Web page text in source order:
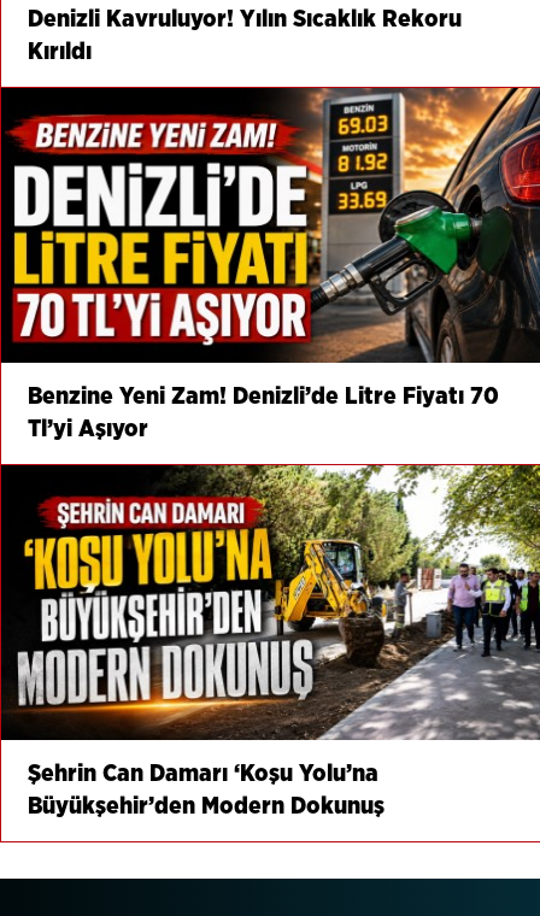
Denizli Kavruluyor! Yılın Sıcaklık Rekoru
Kırıldı
Benzine Yeni Zam! Denizli’de Litre Fiyatı 70
Tl’yi Aşıyor
Şehrin Can Damarı ‘Koşu Yolu’na
Büyükşehir’den Modern Dokunuş